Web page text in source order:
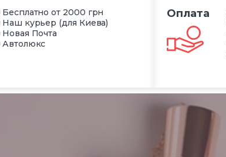
Бесплатно от 2000 грн
Наш курьер (для Киева)
Новая Почта
Автолюкс
Оплата